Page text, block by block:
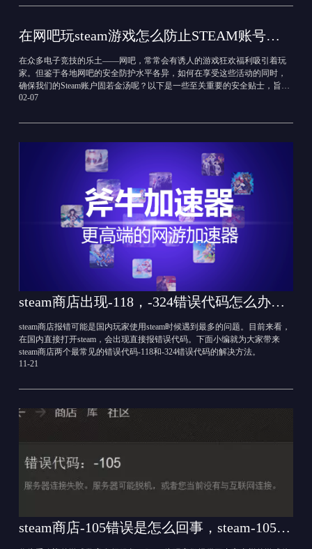
在网吧玩steam游戏怎么防止STEAM账号被盗，STEAM账号防止被盗的方法
在众多电子竞技的乐土——网吧，常常会有诱人的游戏狂欢福利吸引着玩
家。但鉴于各地网吧的安全防护水平各异，如何在享受这些活动的同时，
确保我们的Steam账户固若金汤呢？以下是一些至关重要的安全贴士，旨在
助你守护账户安全。
02-07
steam商店出现-118，-324错误代码怎么办？steam报324错误解决方法
steam商店报错可能是国内玩家使用steam时候遇到最多的问题。目前来看，
在国内直接打开steam，会出现直接报错误代码。下面小编就为大家带来
steam商店两个最常见的错误代码-118和-324错误代码的解决方法。
11-21
steam商店-105错误是怎么回事，steam-105错误解决方法